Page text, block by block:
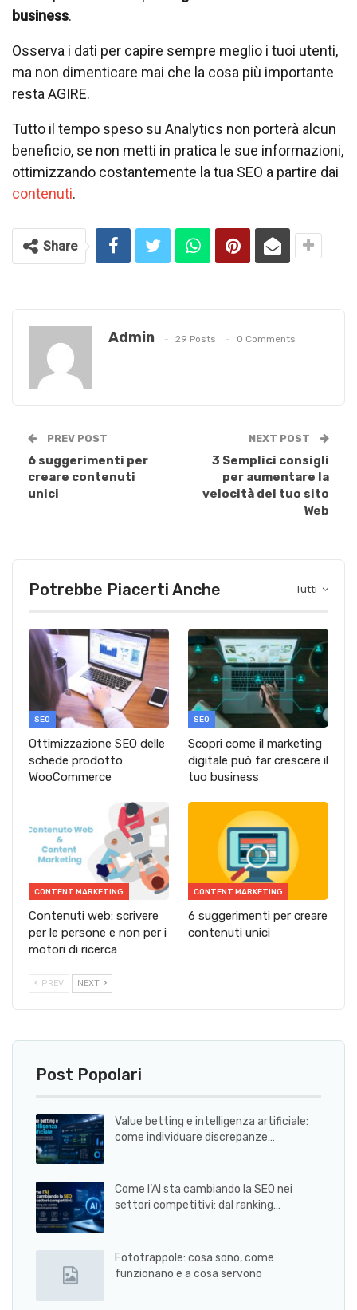
business.
Osserva i dati per capire sempre meglio i tuoi utenti,
ma non dimenticare mai che la cosa più importante
resta AGIRE.
Tutto il tempo speso su Analytics non porterà alcun
beneficio, se non metti in pratica le sue informazioni,
ottimizzando costantemente la tua SEO a partire dai
contenuti.
Share
Admin 29 Posts 0 Comments
PREV POST
6 suggerimenti per
creare contenuti
unici
NEXT POST
3 Semplici consigli
per aumentare la
velocità del tuo sito
Web
Tutti
Potrebbe Piacerti Anche
SEO
Ottimizzazione SEO delle
schede prodotto
WooCommerce
SEO
Scopri come il marketing
digitale può far crescere il
tuo business
CONTENT MARKETING
Contenuti web: scrivere
per le persone e non per i
motori di ricerca
CONTENT MARKETING
6 suggerimenti per creare
contenuti unici
PREV NEXT
Post Popolari
Value betting e intelligenza artificiale:
come individuare discrepanze…
Come l’AI sta cambiando la SEO nei
settori competitivi: dal ranking…
Fototrappole: cosa sono, come
funzionano e a cosa servono